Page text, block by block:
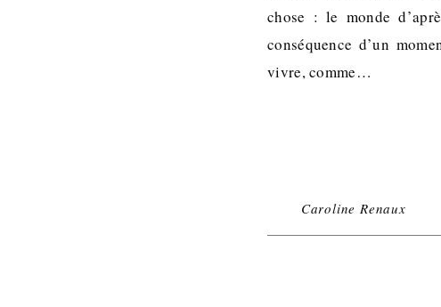
chose : le monde
conséquence d’un
vivre, comme…
Caroline Renaux